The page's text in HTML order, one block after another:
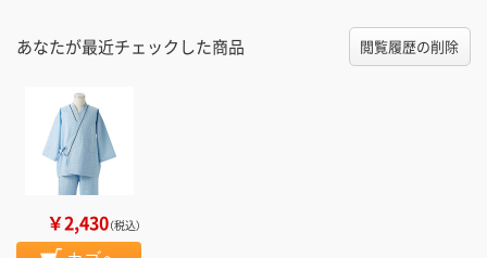
あなたが最近チェックした商品 閲覧履歴の削除
￥2,430（税込）